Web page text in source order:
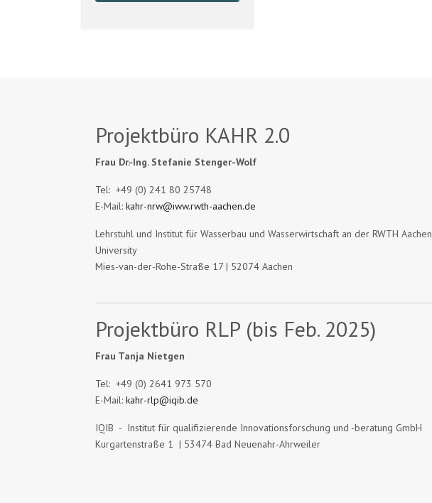
Projektbüro KAHR 2.0
Frau Dr.-Ing. Stefanie Stenger-Wolf
Tel: +49 (0) 241 80 25748
E-Mail: kahr-nrw@iww.rwth-aachen.de
Lehrstuhl und Institut für Wasserbau und Wasserwirtschaft an der RWTH Aachen
University
Mies-van-der-Rohe-Straße 17 | 52074 Aachen
Projektbüro RLP (bis Feb. 2025)
Frau Tanja Nietgen
Tel: +49 (0) 2641 973 570
E-Mail: kahr-rlp@iqib.de
IQIB - Institut für qualifizierende Innovationsforschung und -beratung GmbH
Kurgartenstraße 1 | 53474 Bad Neuenahr-Ahrweiler